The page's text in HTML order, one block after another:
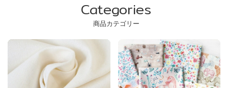
Categories
商品カテゴリー